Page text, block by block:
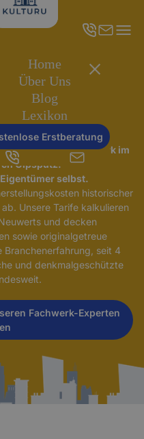
Home
Über Uns
Blog
Lexikon
Erstberatung
und Sichtfachwerk im
Gipsputz.
selbst.
historischer
Unsere Tarife kalkulieren
und decken
sowie originalgetreue
Branchenerfahrung, seit 4
und denkmalgeschützte
Fachwerk-Experten